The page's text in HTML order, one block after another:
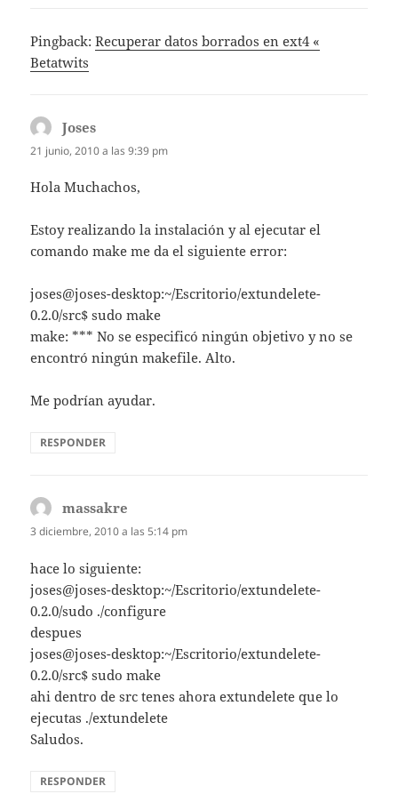
Pingback:Recuperar datos borrados en ext4 «
Betatwits
Joses
21 junio, 2010 a las 9:39 pm
Hola Muchachos,
Estoy realizando la instalación y al ejecutar el
comando make me da el siguiente error:
joses@joses-desktop:~/Escritorio/extundelete-
0.2.0/src$ sudo make
make: *** No se especificó ningún objetivo y no se
encontró ningún makefile. Alto.
Me podrían ayudar.
RESPONDER
massakre
3 diciembre, 2010 a las 5:14 pm
hace lo siguiente:
joses@joses-desktop:~/Escritorio/extundelete-
0.2.0/sudo ./configure
despues
joses@joses-desktop:~/Escritorio/extundelete-
0.2.0/src$ sudo make
ahi dentro de src tenes ahora extundelete que lo
ejecutas ./extundelete
Saludos.
RESPONDER